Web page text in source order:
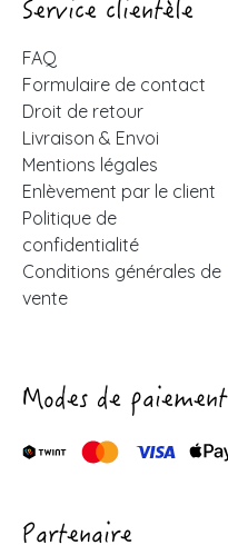
Service clientèle
FAQ
Formulaire de contact
Droit de retour
Livraison & Envoi
Mentions légales
Enlèvement par le client
Politique de
confidentialité
Conditions générales de
vente
Modes de paiement
Partenaire